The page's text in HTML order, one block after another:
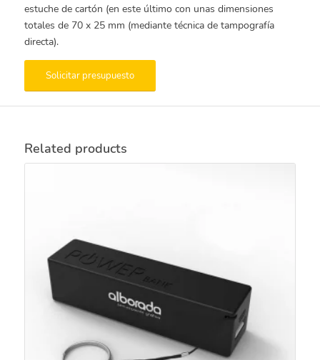
estuche de cartón (en este último con unas dimensiones
totales de 70 x 25 mm (mediante técnica de tampografía
directa).
Solicitar presupuesto
Related products